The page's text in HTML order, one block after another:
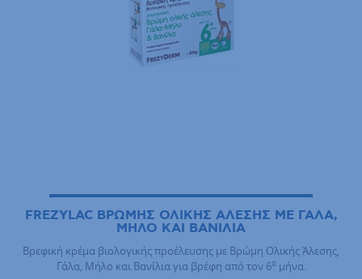
FREZYLAC ΒΡΩΜΗΣ ΟΛΙΚΗΣ ΑΛΕΣΗΣ ΜΕ ΓΑΛΑ,
ΜΗΛΟ ΚΑΙ ΒΑΝΙΛΙΑ
Βρεφική κρέμα βιολογικής προέλευσης με Βρώμη Ολικής Άλεσης,
Γάλα, Μήλο και Βανίλια για βρέφη από τον 6ομήνα.